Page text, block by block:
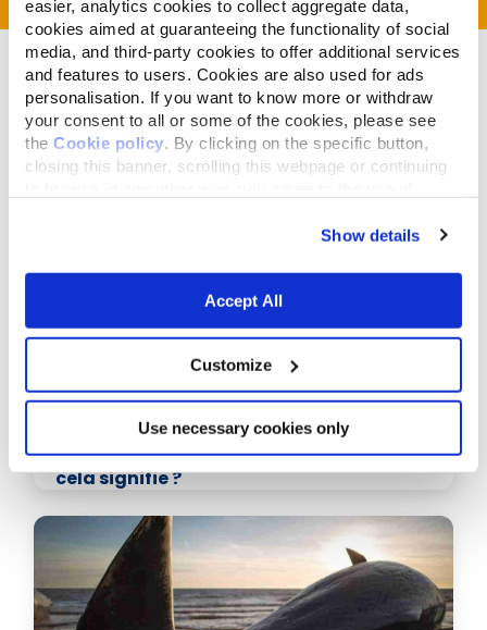
easier, analytics cookies to collect aggregate data,
cookies aimed at guaranteeing the functionality of social
media, and third-party cookies to offer additional services
and features to users. Cookies are also used for ads
personalisation. If you want to know more or withdraw
your consent to all or some of the cookies, please see
the Cookie policy . By clicking on the specific button,
closing this banner, scrolling this webpage or continuing
Show details
Accept All
Customize
Use necessary cookies only
Articles liés
décembre 28,2015
Quand les chats lèchent : qu'est-ce que
cela signifie ?